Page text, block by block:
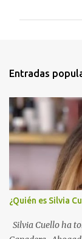
t
r
i
o
Entradas
¿Quién es Silvia
Silvia Cuello ha